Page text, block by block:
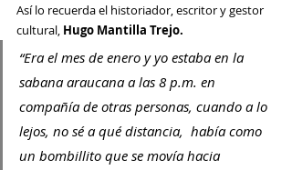
Así lo recuerda el historiador, escritor y gestor
cultural, Hugo Mantilla Trejo.
“Era el mes de enero y yo estaba en la
sabana araucana a las 8 p.m. en
compañía de otras personas, cuando a lo
lejos, no sé a qué distancia,  había como
un bombillito que se movía hacia